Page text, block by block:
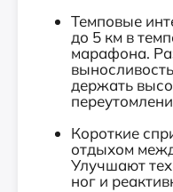
Темповые
до 5 км в
марафона.
держать
Короткие
отдыхом
Улучшают
ног и